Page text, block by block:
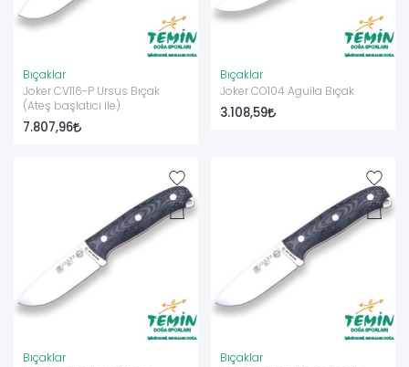
Bıçaklar
Joker CV116-P Ursus Bıçak
(Ateş başlatıcı ile)
7.807,96
Bıçaklar
Joker CO104 Aguila Bıçak
3.108,59
Bıçaklar
Bıçaklar